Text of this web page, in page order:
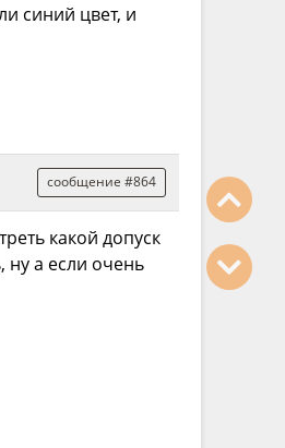
синий цвет, и
сообщение #864
какой допуск
ну а если очень